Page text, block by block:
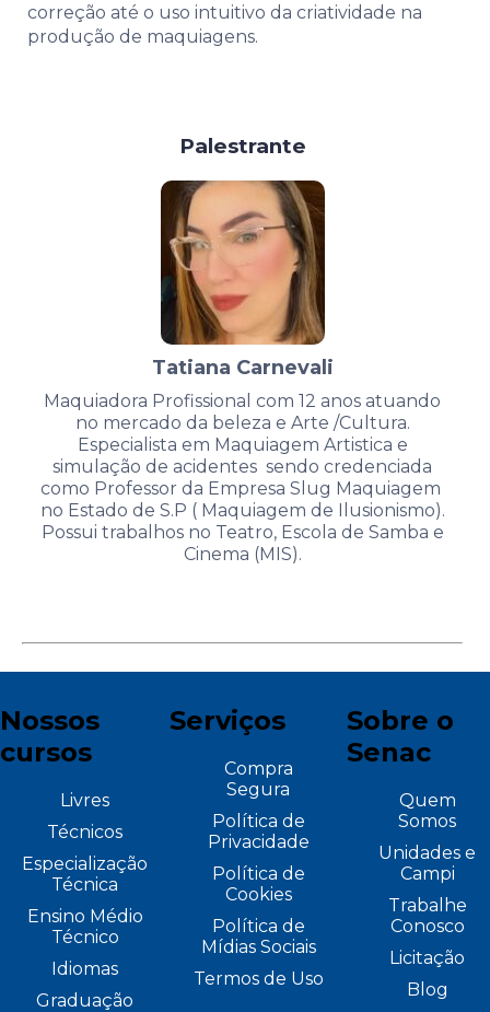
correção até o uso intuitivo da criatividade na
produção de maquiagens.
Palestrante
Tatiana Carnevali
Maquiadora Profissional com 12 anos atuando
no mercado da beleza e Arte /Cultura.
Especialista em Maquiagem Artistica e
simulação de acidentes sendo credenciada
como Professor da Empresa Slug Maquiagem
no Estado de S.P ( Maquiagem de Ilusionismo).
Possui trabalhos no Teatro, Escola de Samba e
Cinema (MIS).
Nossos
cursos
Livres
Técnicos
Especialização
Técnica
Ensino Médio
Técnico
Idiomas
Graduação
Serviços
Compra
Segura
Política de
Privacidade
Política de
Cookies
Política de
Mídias Sociais
Termos de Uso
Sobre o
Senac
Quem
Somos
Unidades e
Campi
Trabalhe
Conosco
Licitação
Blog